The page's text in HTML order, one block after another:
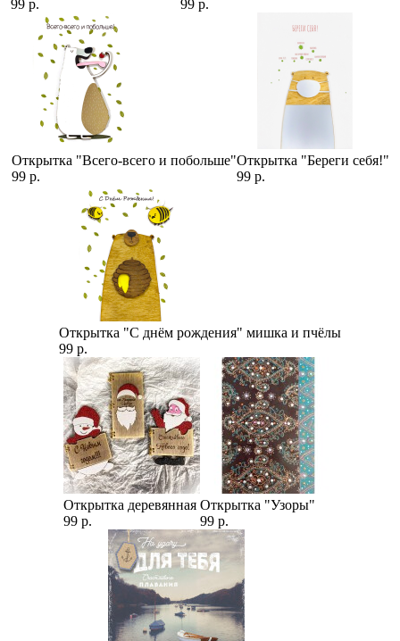
99 р.
99 р.
Открытка "Всего-всего и побольше"
99 р.
Открытка "Береги себя!"
99 р.
Открытка "С днём рождения" мишка и пчёлы
99 р.
Открытка деревянная
99 р.
Открытка "Узоры"
99 р.